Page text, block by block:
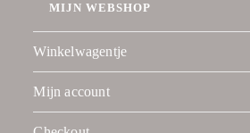
MIJN WEBSHOP
Winkelwagentje
Mijn account